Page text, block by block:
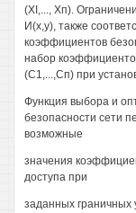
(XI,..., Хп).
И(х,у), также
коэффициентов
набор
(С1,...,Сп) при
Функция выбора и
безопасности сети
возможные
значения
доступа при
заданных граничных